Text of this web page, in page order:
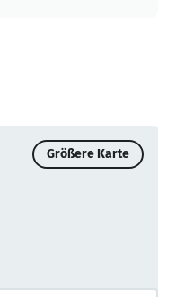
Größere Karte